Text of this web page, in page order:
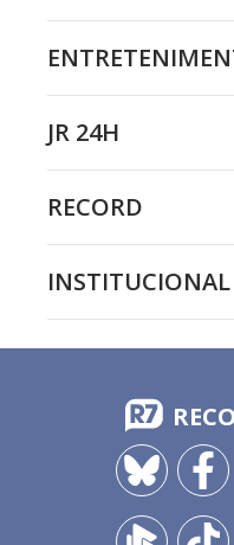
JR 24H
RECORD
INSTITUCIONAL